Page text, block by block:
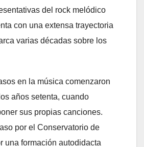
del rock melódico
con una extensa trayectoria
varias décadas sobre los
en la música comenzaron
años setenta, cuando
sus propias canciones.
por el Conservatorio de
una formación autodidacta